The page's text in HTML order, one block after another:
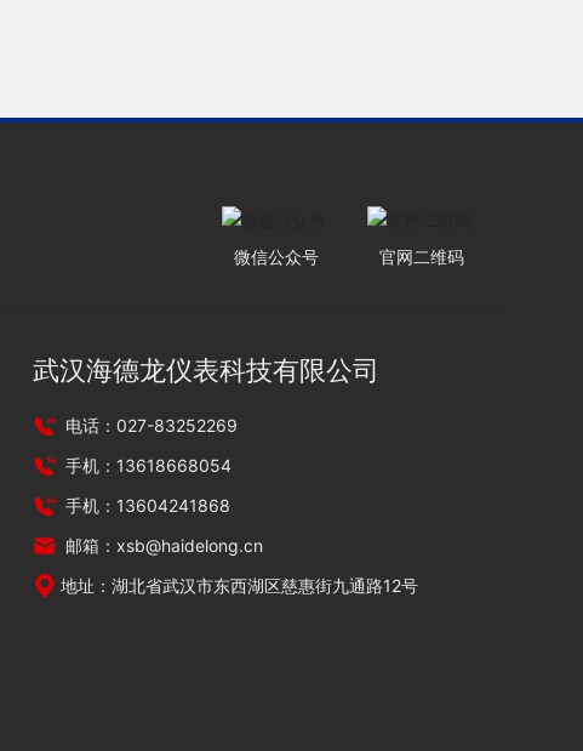
微信公众号 官网二维码
武汉海德龙仪表科技有限公司
电话：027-83252269
手机：13618668054
手机：13604241868
邮箱：xsb@haidelong.cn
地址：湖北省武汉市东西湖区慈惠街九通路12号